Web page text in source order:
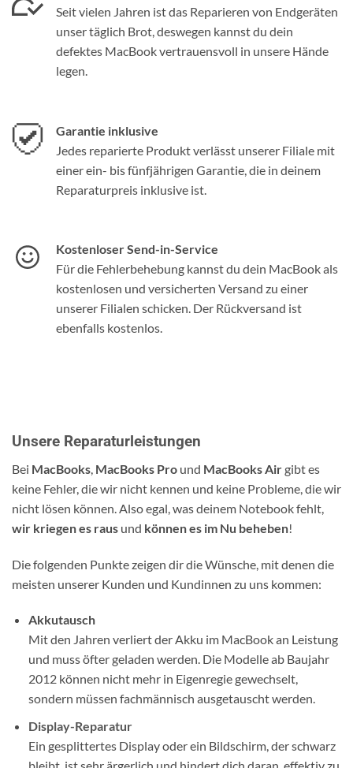
Seit vielen Jahren ist das Reparieren von Endgeräten
unser täglich Brot, deswegen kannst du dein
defektes MacBook vertrauensvoll in unsere Hände
legen.
Garantie inklusive
Jedes reparierte Produkt verlässt unserer Filiale mit
einer ein- bis fünfjährigen Garantie, die in deinem
Reparaturpreis inklusive ist.
Kostenloser Send-in-Service
Für die Fehlerbehebung kannst du dein MacBook als
kostenlosen und versicherten Versand zu einer
unserer Filialen schicken. Der Rückversand ist
ebenfalls kostenlos.
Unsere Reparaturleistungen
Bei MacBooks, MacBooks Pro und MacBooks Airgibt es
keine Fehler, die wir nicht kennen und keine Probleme, die wir
nicht lösen können. Also egal, was deinem Notebook fehlt,
wir kriegen es raus und können es im Nu beheben!
Die folgenden Punkte zeigen dir die Wünsche, mit denen die
meisten unserer Kunden und Kundinnen zu uns kommen:
Akkutausch
Mit den Jahren verliert der Akku im MacBook an Leistung
und muss öfter geladen werden. Die Modelle ab Baujahr
2012 können nicht mehr in Eigenregie gewechselt,
sondern müssen fachmännisch ausgetauscht werden.
Display-Reparatur
Ein gesplittertes Display oder ein Bildschirm, der schwarz